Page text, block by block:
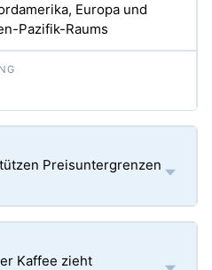
Europa und
Pazifik-Raums
Preisuntergrenzen
Kaffee zieht